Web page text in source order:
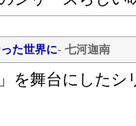
た世界に- 七河迦南
を舞台にしたシ